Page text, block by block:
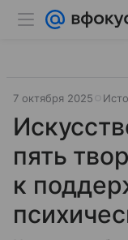
7 октября 2025
пять
к